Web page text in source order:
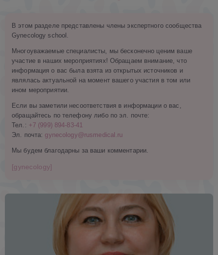
В этом разделе представлены члены экспертного сообщества
Gynecology school.
Многоуважаемые специалисты, мы бесконечно ценим ваше
участие в наших мероприятиях! Обращаем внимание, что
информация о вас была взята из открытых источников и
являлась актуальной на момент вашего участия в том или
ином мероприятии.
Если вы заметили несоответствия в информации о вас,
обращайтесь по телефону либо по эл. почте:
Тел.: +7 (999) 894-83-41
Эл. почта: gynecology@rusmedical.ru
Мы будем благодарны за ваши комментарии.
[gynecology]